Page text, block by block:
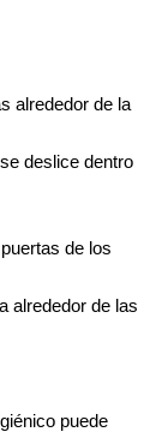
alrededor de la
deslice dentro
de los
alrededor de las
puede